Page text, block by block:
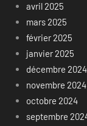
avril 2025
mars 2025
février 2025
janvier 2025
décembre 2024
novembre 2024
octobre 2024
septembre